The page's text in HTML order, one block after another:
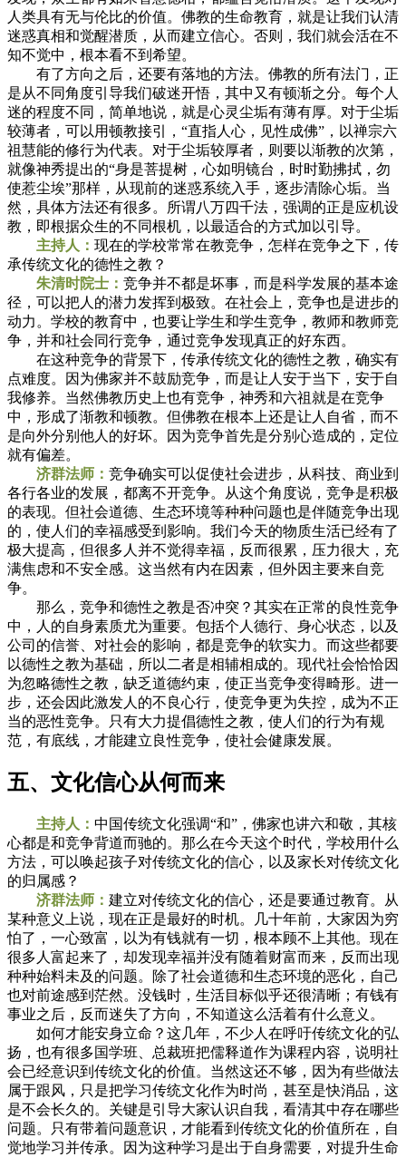
人类具有无与伦比的价值。佛教的生命教育，就是让我们认清
迷惑真相和觉醒潜质，从而建立信心。否则，我们就会活在不
知不觉中，根本看不到希望。
有了方向之后，还要有落地的方法。佛教的所有法门，正
是从不同角度引导我们破迷开悟，其中又有顿渐之分。每个人
迷的程度不同，简单地说，就是心灵尘垢有薄有厚。对于尘垢
较薄者，可以用顿教接引，“直指人心，见性成佛”，以禅宗六
祖慧能的修行为代表。对于尘垢较厚者，则要以渐教的次第，
就像神秀提出的“身是菩提树，心如明镜台，时时勤拂拭，勿
使惹尘埃”那样，从现前的迷惑系统入手，逐步清除心垢。当
然，具体方法还有很多。所谓八万四千法，强调的正是应机设
教，即根据众生的不同根机，以最适合的方式加以引导。
主持人： 现在的学校常常在教竞争，怎样在竞争之下，传
承传统文化的德性之教？
朱清时院士： 竞争并不都是坏事，而是科学发展的基本途
径，可以把人的潜力发挥到极致。在社会上，竞争也是进步的
动力。学校的教育中，也要让学生和学生竞争，教师和教师竞
争，并和社会同行竞争，通过竞争发现真正的好东西。
在这种竞争的背景下，传承传统文化的德性之教，确实有
点难度。因为佛家并不鼓励竞争，而是让人安于当下，安于自
我修养。当然佛教历史上也有竞争，神秀和六祖就是在竞争
中，形成了渐教和顿教。但佛教在根本上还是让人自省，而不
是向外分别他人的好坏。因为竞争首先是分别心造成的，定位
就有偏差。
济群法师： 竞争确实可以促使社会进步，从科技、商业到
各行各业的发展，都离不开竞争。从这个角度说，竞争是积极
的表现。但社会道德、生态环境等种种问题也是伴随竞争出现
的，使人们的幸福感受到影响。我们今天的物质生活已经有了
极大提高，但很多人并不觉得幸福，反而很累，压力很大，充
满焦虑和不安全感。这当然有内在因素，但外因主要来自竞
争。
那么，竞争和德性之教是否冲突？其实在正常的良性竞争
中，人的自身素质尤为重要。包括个人德行、身心状态，以及
公司的信誉、对社会的影响，都是竞争的软实力。而这些都要
以德性之教为基础，所以二者是相辅相成的。现代社会恰恰因
为忽略德性之教，缺乏道德约束，使正当竞争变得畸形。进一
步，还会因此激发人的不良心行，使竞争更为失控，成为不正
当的恶性竞争。只有大力提倡德性之教，使人们的行为有规
范，有底线，才能建立良性竞争，使社会健康发展。
五、文化信心从何而来
主持人： 中国传统文化强调“和”，佛家也讲六和敬，其核
心都是和竞争背道而驰的。那么在今天这个时代，学校用什么
方法，可以唤起孩子对传统文化的信心，以及家长对传统文化
的归属感？
济群法师： 建立对传统文化的信心，还是要通过教育。从
某种意义上说，现在正是最好的时机。几十年前，大家因为穷
怕了，一心致富，以为有钱就有一切，根本顾不上其他。现在
很多人富起来了，却发现幸福并没有随着财富而来，反而出现
种种始料未及的问题。除了社会道德和生态环境的恶化，自己
也对前途感到茫然。没钱时，生活目标似乎还很清晰；有钱有
事业之后，反而迷失了方向，不知道这么活着有什么意义。
如何才能安身立命？这几年，不少人在呼吁传统文化的弘
扬，也有很多国学班、总裁班把儒释道作为课程内容，说明社
会已经意识到传统文化的价值。当然这还不够，因为有些做法
属于跟风，只是把学习传统文化作为时尚，甚至是快消品，这
是不会长久的。关键是引导大家认识自我，看清其中存在哪些
问题。只有带着问题意识，才能看到传统文化的价值所在，自
觉地学习并传承。因为这种学习是出于自身需要，对提升生命